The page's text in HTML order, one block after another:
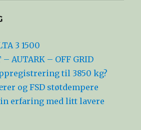
3 1500
– AUTARK – OFF GRID
til 3850 kg?
og FSD støtdempere
erfaring med litt lavere